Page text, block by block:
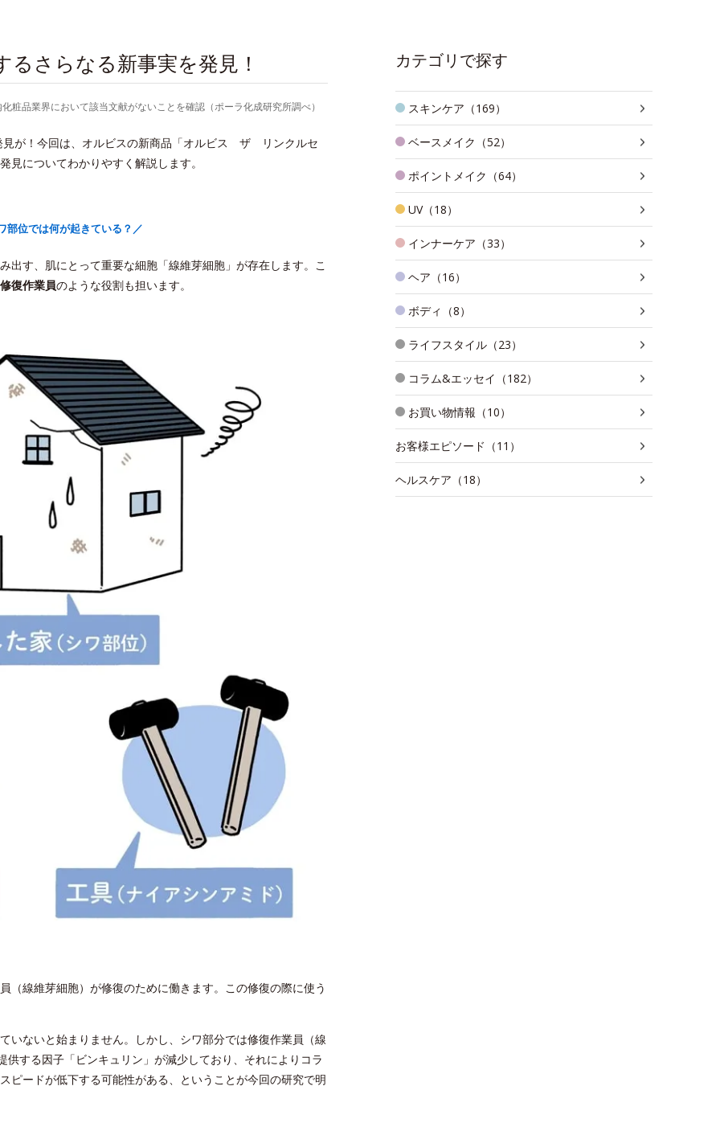
さらなる新事実を発見！
品業界において該当文献がないことを確認（ポーラ化成研究所調べ）
見が！今回は、オルビスの新商品「オルビス ザ リンクルセ
についてわかりやすく解説します。
部位では何が起きている？／
出す、肌にとって重要な細胞「線維芽細胞」が存在します。こ
修復作業員のような役割も担います。
（線維芽細胞）が修復のために働きます。この修復の際に使う
いないと始まりません。しかし、シワ部分では修復作業員（線
する因子「ビンキュリン」が減少しており、それによりコラ
ピードが低下する可能性がある、ということが今回の研究で明
カテゴリで探す
スキンケア（169）
ベースメイク（52）
ポイントメイク（64）
UV（18）
インナーケア（33）
ヘア（16）
ボディ（8）
ライフスタイル（23）
コラム&エッセイ（182）
お買い物情報（10）
お客様エピソード（11）
ヘルスケア（18）